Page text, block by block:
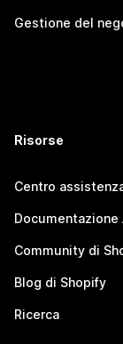
Gestione del
Risorse
Centro
Documentazione
Community di
Blog di Shopify
Ricerca